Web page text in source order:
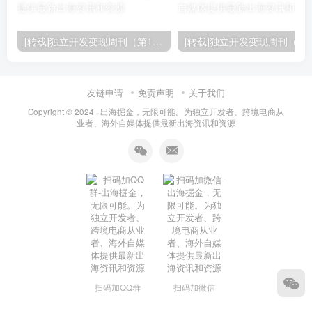
友链申请 免责声明 关于我们
Copyright © 2024 · 出海掘金，无限可能。为独立开发者、跨境电商从
业者、海外自媒体提供最新出海资讯和资源
扫码加QQ群 扫码加微信